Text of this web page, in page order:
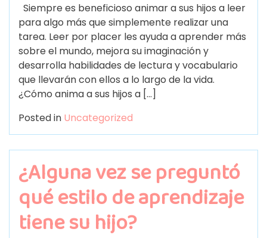
Siempre es beneficioso animar a sus hijos a leer
para algo más que simplemente realizar una
tarea. Leer por placer les ayuda a aprender más
sobre el mundo, mejora su imaginación y
desarrolla habilidades de lectura y vocabulario
que llevarán con ellos a lo largo de la vida.
¿Cómo anima a sus hijos a […]
Posted in Uncategorized
¿Alguna vez se preguntó
qué estilo de aprendizaje
tiene su hijo?